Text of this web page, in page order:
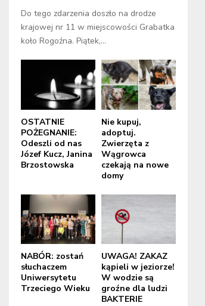
Do tego zdarzenia doszło na drodze
krajowej nr 11 w miejscowości Grabatka
koło Rogoźna. Piątek,...
OSTATNIE
POŻEGNANIE:
Odeszli od nas
Józef Kucz, Janina
Brzostowska
Nie kupuj,
adoptuj.
Zwierzęta z
Wągrowca
czekają na nowe
domy
NABÓR: zostań
słuchaczem
Uniwersytetu
Trzeciego Wieku
UWAGA! ZAKAZ
kąpieli w jeziorze!
W wodzie są
groźne dla ludzi
BAKTERIE